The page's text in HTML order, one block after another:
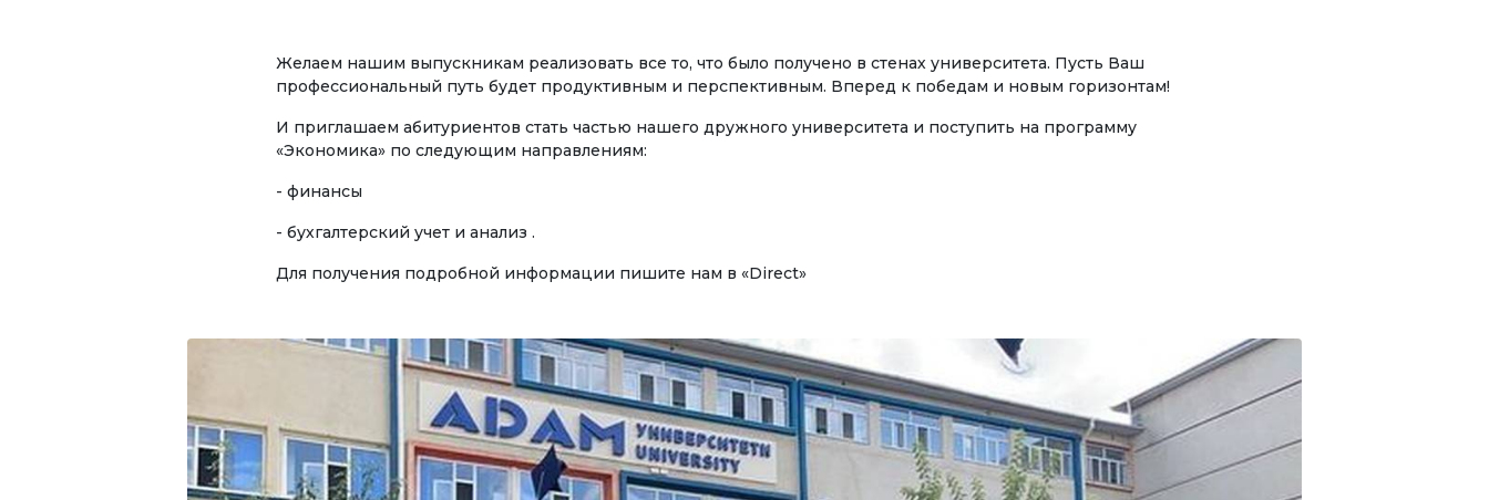
Обращение ректора
Коллегиальные органы
Предложения и жалобы
Нет Коррупции!
НАПРАВЛЕНИЯ ПОДГОТОВКИ
Экономика
Туризм
Лечебное дело
Информационные
технологии
ЭЛЕКТРОННОЕ ОБРАЗОВАНИЕ
Открытые образовательные
ресурсы
Электронная библиотека
организациями
Международные проекты
Академическая
мобильность
Мобильность студентов
Клуб по интересам
стипендиям
АРХИВ
Желаем нашим выпускникам реализовать все то, что было получено в стенах университета. Пусть Ваш
профессиональный путь будет продуктивным и перспективным. Вперед к победам и новым горизонтам!
И приглашаем абитуриентов стать частью нашего дружного университета и поступить на программу
«Экономика» по следующим направлениям:
- финансы
- бухгалтерский учет и анализ .
Для получения подробной информации пишите нам в «Direct»